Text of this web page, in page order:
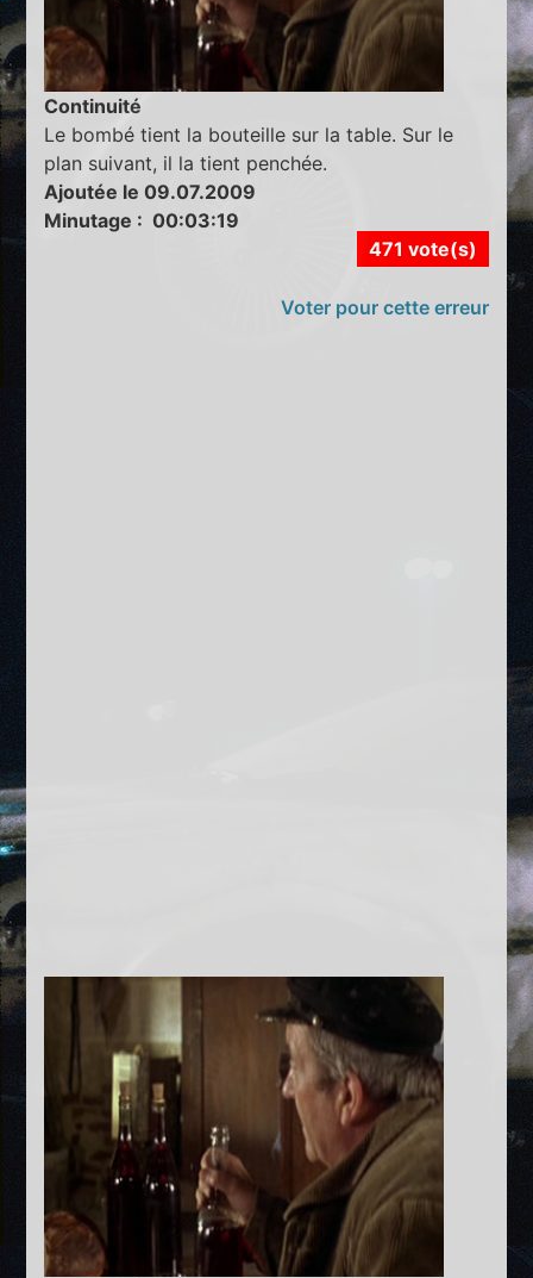
Continuité
Le bombé tient la bouteille sur la table. Sur le
plan suivant, il la tient penchée.
Ajoutée le 09.07.2009
Minutage : 00:03:19
471 vote(s)
Voter pour cette erreur